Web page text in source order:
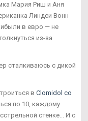
Мария Риш и Аня
Линдси Вонн
в евро — не
из-за
сталкиваюсь с дикой
в Clomidol со
по 10, каждому
стенке... И с